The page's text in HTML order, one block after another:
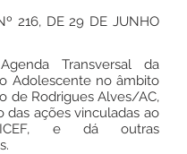
216, DE 29 DE JUNHO
Transversal da
Adolescente no âmbito
de Rodrigues Alves/AC,
das ações vinculadas ao
e dá outras